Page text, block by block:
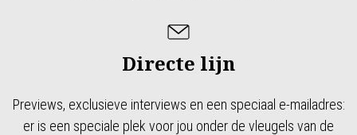
Directe lijn
Previews, exclusieve interviews en een speciaal e-mailadres:
er is een speciale plek voor jou onder de vleugels van de